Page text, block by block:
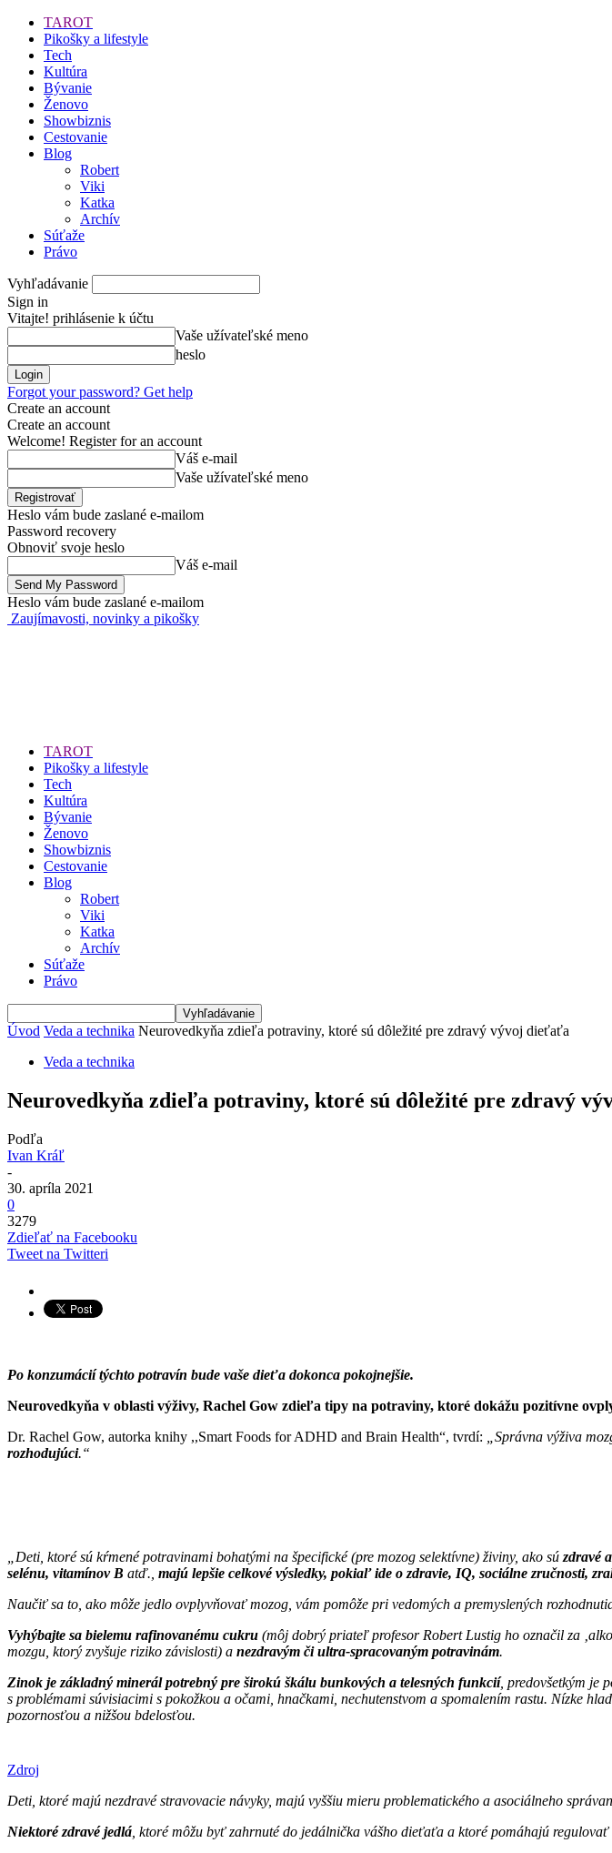
TAROT
Pikošky a lifestyle
Tech
Kultúra
Bývanie
Ženovo
Showbiznis
Cestovanie
Blog
Robert
Viki
Katka
Archív
Súťaže
Právo
Vyhľadávanie
Sign in
Vitajte! prihlásenie k účtu
Vaše užívateľské meno
heslo
Forgot your password? Get help
Create an account
Create an account
Welcome! Register for an account
Váš e-mail
Vaše užívateľské meno
Heslo vám bude zaslané e-mailom
Password recovery
Obnoviť svoje heslo
Váš e-mail
Heslo vám bude zaslané e-mailom
Zaujímavosti, novinky a pikošky
TAROT
Pikošky a lifestyle
Tech
Kultúra
Bývanie
Ženovo
Showbiznis
Cestovanie
Blog
Robert
Viki
Katka
Archív
Súťaže
Právo
Úvod Veda a technika Neurovedkyňa zdieľa potraviny, ktoré sú dôležité pre zdravý vývoj dieťaťa
Veda a technika
Neurovedkyňa zdieľa potraviny, ktoré sú dôležité pre zdravý
Podľa
Ivan Kráľ
-
30. apríla 2021
0
3279
Zdieľať na Facebooku
Tweet na Twitteri
Po konzumácií týchto potravín bude vaše dieťa dokonca pokojnejšie.
Neurovedkyňa v oblasti výživy, Rachel Gow zdieľa tipy na potraviny, ktoré dokážu pozitívne
Dr. Rachel Gow, autorka knihy ,,Smart Foods for ADHD and Brain Health“, tvrdí: „Správna výživa
rozhodujúci.“
„Deti, ktoré sú kŕmené potravinami bohatými na špecifické (pre mozog selektívne) živiny, ako sú zdravé
selénu, vitamínov B atď., majú lepšie celkové výsledky, pokiaľ ide o zdravie, IQ, sociálne zručnosti,
Naučiť sa to, ako môže jedlo ovplyvňovať mozog, vám pomôže pri vedomých a premyslených
Vyhýbajte sa bielemu rafinovanému cukru (môj dobrý priateľ profesor Robert Lustig ho označil za
mozgu, ktorý zvyšuje riziko závislosti) a nezdravým či ultra-spracovaným potravinám.
Zinok je základný minerál potrebný pre širokú škálu bunkových a telesných funkcií, predovšetkým je
s problémami súvisiacimi s pokožkou a očami, hnačkami, nechutenstvom a spomalením rastu. Nízke
pozornosťou a nižšou bdelosťou.
Zdroj
Deti, ktoré majú nezdravé stravovacie návyky, majú vyššiu mieru problematického a asociálneho
Niektoré zdravé jedlá , ktoré môžu byť zahrnuté do jedálnička vášho dieťaťa a ktoré pomáhajú